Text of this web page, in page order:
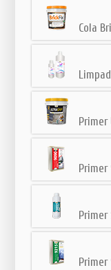
Cola
Primer
Primer
Primer